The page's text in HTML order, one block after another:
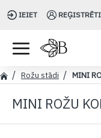
IEIET
Rožu stādi MINI
MINI ROŽU